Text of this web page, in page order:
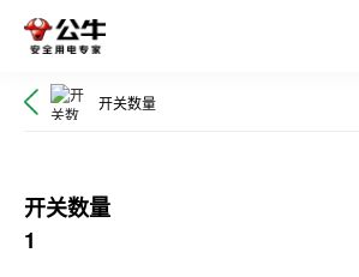
开关数量
开关数量
1